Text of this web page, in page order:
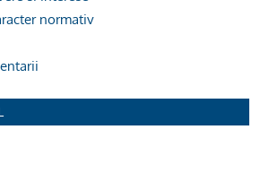
normativ